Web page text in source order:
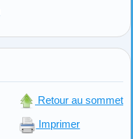
Retour au sommet
Imprimer